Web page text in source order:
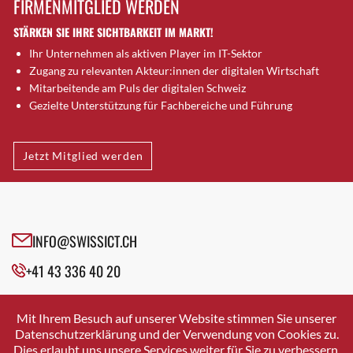
Brütten
Bubendorf
Bubikon
Buchs (SG)
Burgdorf
Bülach
Cazis
Cham
Davos Platz
Davos Platz 1
Dietikon
Dietlikon
FIRMENMITGLIED WERDEN
STÄRKEN SIE IHRE SICHTBARKEIT IM MARKT!
Ihr Unternehmen als aktiven Player im IT-Sektor
Zugang zu relevanten Akteur:innen der digitalen Wirtschaft
Mitarbeitende am Puls der digitalen Schweiz
Gezielte Unterstützung für Fachbereiche und Führung
Jetzt Mitglied werden
INFO@SWISSICT.CH
+41 43 336 40 20
SWISSICT
VULKANSTRASSE 120
8048 ZURICH
Mit Ihrem Besuch auf unserer Website stimmen Sie unserer
Datenschutzerklärung und der Verwendung von Cookies zu.
Dies erlaubt uns unsere Services weiter für Sie zu verbessern.